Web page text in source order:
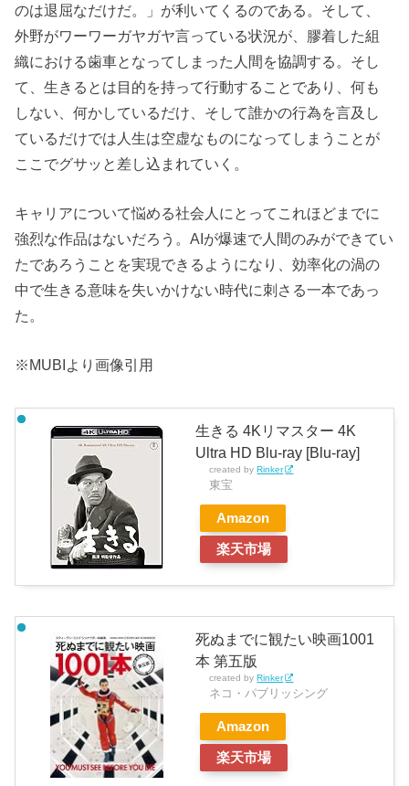
のは退屈なだけだ。」が利いてくるのである。そして、
外野がワーワーガヤガヤ言っている状況が、膠着した組
織における歯車となってしまった人間を協調する。そし
て、生きるとは目的を持って行動することであり、何も
しない、何かしているだけ、そして誰かの行為を言及し
ているだけでは人生は空虚なものになってしまうことが
ここでグサッと差し込まれていく。
キャリアについて悩める社会人にとってこれほどまでに
強烈な作品はないだろう。AIが爆速で人間のみができてい
たであろうことを実現できるようになり、効率化の渦の
中で生きる意味を失いかけない時代に刺さる一本であっ
た。
※MUBIより画像引用
生きる 4Kリマスター 4K
Ultra HD Blu-ray [Blu-ray]
created byRinker
東宝
Amazon
楽天市場
死ぬまでに観たい映画1001
本 第五版
created byRinker
ネコ・パブリッシング
Amazon
楽天市場